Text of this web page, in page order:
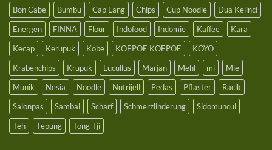
Bon Cabe
Bumbu Cap Lang Chips Cup Noodle
Dua Kelinci
Energen
FINNA Flour Indofood Indomie Kaffee
Kara
Kecap
Kerupuk Kobe KOEPOE KOEPOE
KOYO
Krabenchips
Krupuk Lucullus Marjan Mehl mi
Mie
Munik
Nesia Noodle Nutrijell Pedas Pflaster
Racik
Salonpas
Sambal Scharf Schmerzlinderung
Sidomuncul
Teh
Tepung Tong Tji